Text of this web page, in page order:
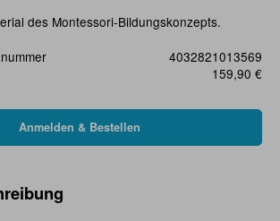
des Montessori-Bildungskonzepts.
4032821013569
159,90 €